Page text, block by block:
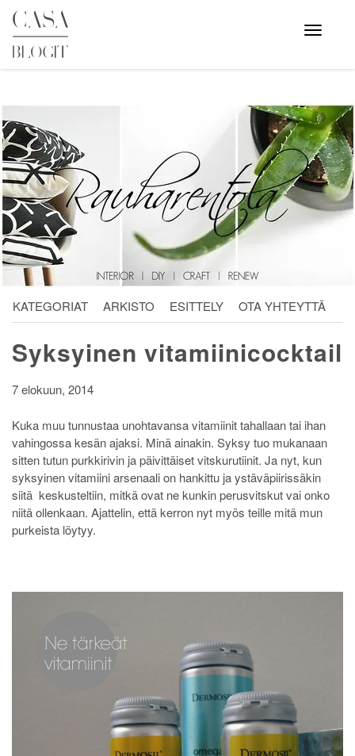
Skip
content
Avaa
valikko
KATEGORIAT ARKISTO ESITTELY OTA YHTEYTTÄ
Syksyinen vitamiinicocktail
7 elokuun, 2014
Kuka muu tunnustaa unohtavansa vitamiinit tahallaan tai ihan
vahingossa kesän ajaksi. Minä ainakin. Syksy tuo mukanaan
sitten tutun purkkirivin ja päivittäiset vitskurutiinit. Ja nyt, kun
syksyinen vitamiini arsenaali on hankittu ja ystäväpiirissäkin
siitä keskusteltiin, mitkä ovat ne kunkin perusvitskut vai onko
niitä ollenkaan. Ajattelin, että kerron nyt myös teille mitä mun
purkeista löytyy.